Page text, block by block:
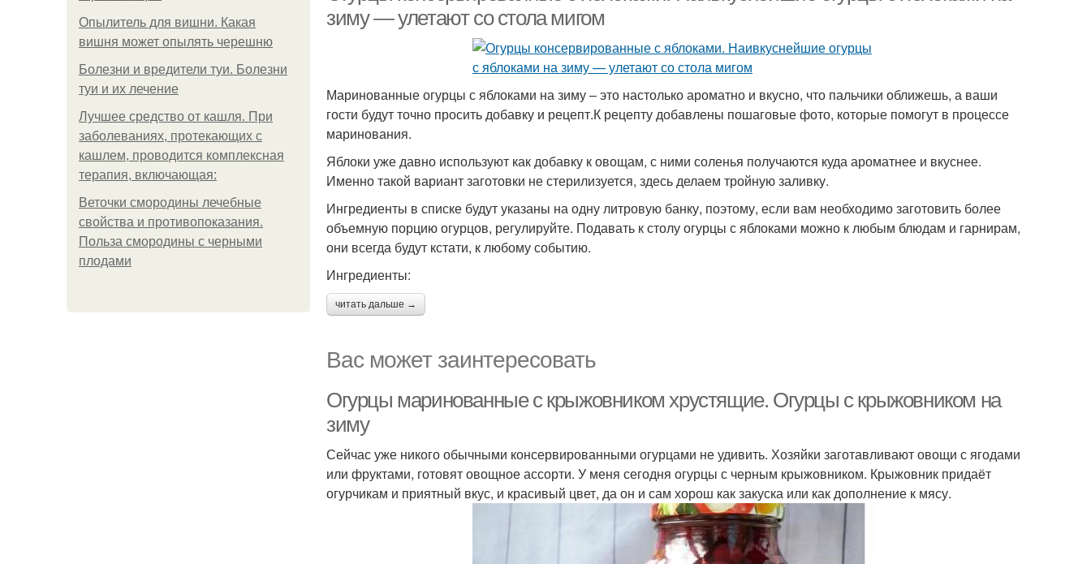
Опылитель для вишни. Какая
вишня может опылять черешню
Болезни и вредители туи. Болезни
туи и их лечение
Лучшее средство от кашля. При
заболеваниях, протекающих с
кашлем, проводится комплексная
терапия, включающая:
Веточки смородины лечебные
свойства и противопоказания.
Польза смородины с черными
плодами
зиму — улетают со стола мигом
Маринованные огурцы с яблоками на зиму – это настолько ароматно и вкусно, что пальчики оближешь, а ваши
гости будут точно просить добавку и рецепт.К рецепту добавлены пошаговые фото, которые помогут в процессе
маринования.
Яблоки уже давно используют как добавку к овощам, с ними соленья получаются куда ароматнее и вкуснее.
Именно такой вариант заготовки не стерилизуется, здесь делаем тройную заливку.
Ингредиенты в списке будут указаны на одну литровую банку, поэтому, если вам необходимо заготовить более
объемную порцию огурцов, регулируйте. Подавать к столу огурцы с яблоками можно к любым блюдам и гарнирам,
они всегда будут кстати, к любому событию.
Ингредиенты:
читать дальше →
Вас может заинтересовать
Огурцы маринованные с крыжовником хрустящие. Огурцы с крыжовником на
зиму
Сейчас уже никого обычными консервированными огурцами не удивить. Хозяйки заготавливают овощи с ягодами
или фруктами, готовят овощное ассорти. У меня сегодня огурцы с черным крыжовником. Крыжовник придаёт
огурчикам и приятный вкус, и красивый цвет, да он и сам хорош как закуска или как дополнение к мясу.